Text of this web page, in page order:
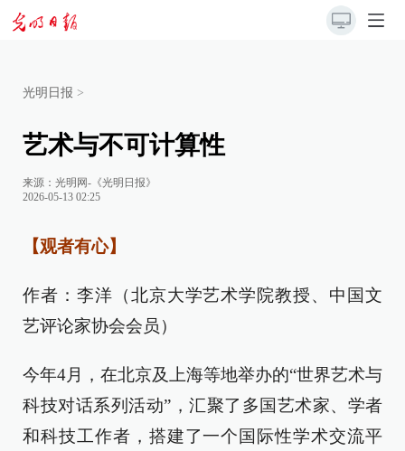
光明日报 >
艺术与不可计算性
来源： 光明网-《光明日报》
2026-05-13 02:25
【观者有心】
作者：李洋（北京大学艺术学院教授、中国文
艺评论家协会会员）
今年4月，在北京及上海等地举办的“世界艺术与
科技对话系列活动”，汇聚了多国艺术家、学者
和科技工作者，搭建了一个国际性学术交流平